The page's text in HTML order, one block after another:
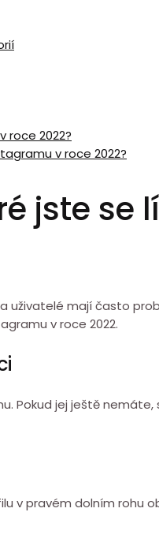
roce 2022?
v roce 2022?
jste se
mají často
v roce 2022.
Pokud jej ještě
v pravém dolním rohu